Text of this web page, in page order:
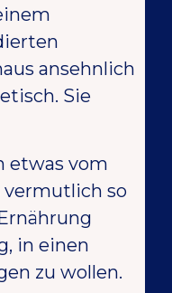
ansehnlich
Sie
etwas vom
vermutlich so
in einen
zu wollen.